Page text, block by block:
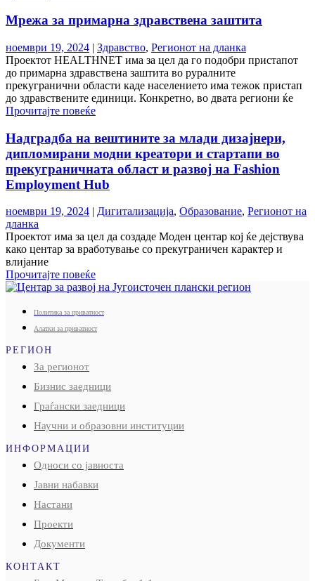
Мрежа за примарна здравствена заштита
ноември 19, 2024 | Здравство, Регионот на дланка
Проектот HEALTHNET има за цел да го подобри пристапот
до примарна здравствена заштита во руралните
прекугранични области каде населението има тежок пристап
до здравствените единици. Конкретно, во двата региони ќе
Прочитајте повеќе
Надградба на вештините за млади дизајнери,
дипломирани модни креатори и стартапи во
прекуграничната област и развој на Fashion
Employment Hub
ноември 19, 2024 | Дигитализација, Образование, Регионот на
дланка
Проектот има за цел да создаде Моден центар кој ќе дејствува
како центар за вработување со прекуграничен карактер и
влијание
Прочитајте повеќе
Политика за приватност
Алатки за приватност
РЕГИОН
За регионот
Бизнис заедници
Граѓански заедници
Научни и образовни институции
ИНФОРМАЦИИ
Односи со јавноста
Јавни набавки
Настани
Проекти
Документи
КОНТАКТ